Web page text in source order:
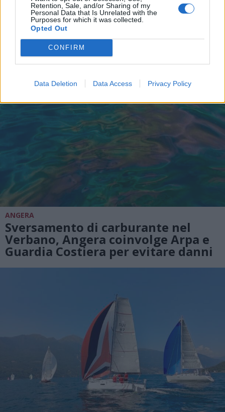
Retention, Sale, and/or Sharing of my
Personal Data that Is Unrelated with the
Purposes for which it was collected.
Opted Out
CONFIRM
Data Deletion Data Access Privacy Policy
DALLA HOME
ANGERA
Sversamento di carburante nel
Verbano, Angera coinvolge Arpa e
Guardia Costiera per evitare danni